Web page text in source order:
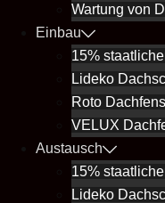
Wartung von
Einbau
15%
Lideko
Roto
VELUX
Austausch
15%
Lideko